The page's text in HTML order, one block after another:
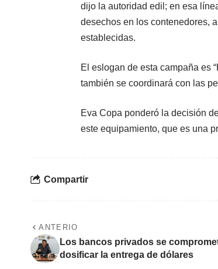
dijo la autoridad edil; en esa
desechos en los contenedores,
establecidas.
El eslogan de esta campaña es
también se coordinará con las
Eva Copa ponderó la decisión
este equipamiento, que es una
Compartir
ANTERIO
Los bancos privados se
dosificar la entrega de dólares